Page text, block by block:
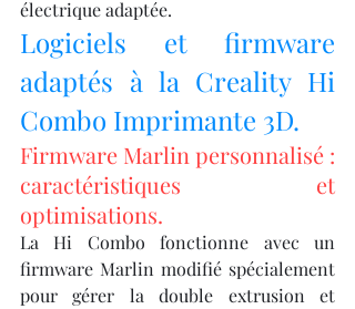
électrique adaptée.
Logiciels et firmware
adaptés à la Creality Hi
Combo Imprimante 3D.
Firmware Marlin personnalisé :
caractéristiques et
optimisations.
La Hi Combo fonctionne avec un
firmware Marlin modifié spécialement
pour gérer la double extrusion et